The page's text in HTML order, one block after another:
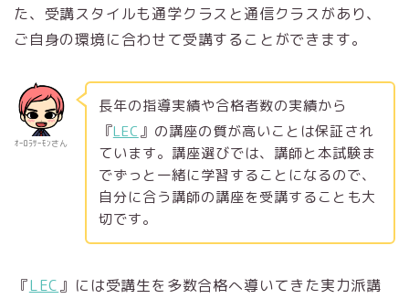
た、受講スタイルも通学クラスと通信クラスがあり、
ご自身の環境に合わせて受講することができます。
ｵｰﾛﾗｻｰﾓﾝさん
長年の指導実績や合格者数の実績から
『LEC』の講座の質が高いことは保証され
ています。講座選びでは、講師と本試験ま
でずっと一緒に学習することになるので、
自分に合う講師の講座を受講することも大
切です。
『LEC』には受講生を多数合格へ導いてきた実力派講